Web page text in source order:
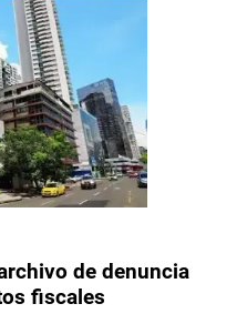
de denuncia
fiscales